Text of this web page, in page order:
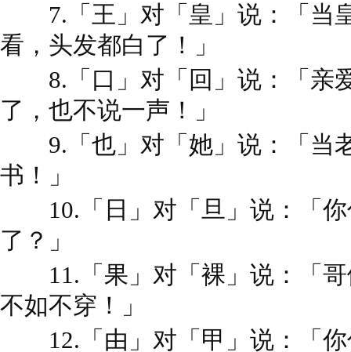
7.「王」对「皇」说：「当
看，头发都白了！」
8.「口」对「回」说：「亲
了，也不说一声！」
9.「也」对「她」说：「当
书！」
10.「日」对「旦」说：「你
了？」
11.「果」对「裸」说：「哥
不如不穿！」
12.「由」对「甲」说：「你